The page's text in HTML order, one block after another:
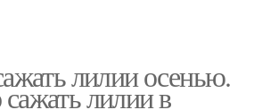
лилии осенью.
лилии в